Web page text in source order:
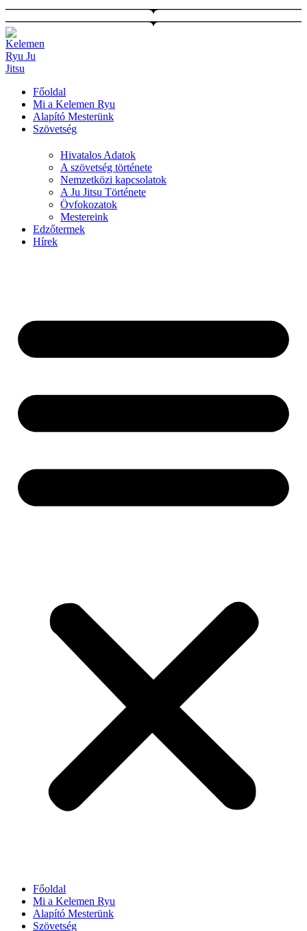
Ugrás
a
tartalomhoz
Főoldal
Mi a Kelemen Ryu
Alapító Mesterünk
Szövetség
Hivatalos Adatok
A szövetség története
Nemzetközi kapcsolatok
A Ju Jitsu Története
Övfokozatok
Mestereink
Edzőtermek
Hírek
Főoldal
Mi a Kelemen Ryu
Alapító Mesterünk
Szövetség